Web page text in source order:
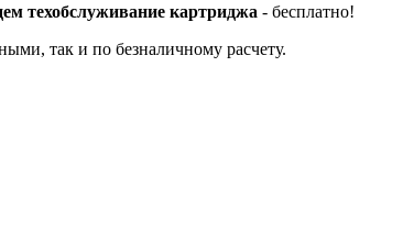
техобслуживание картриджа - бесплатно!
так и по безналичному расчету.